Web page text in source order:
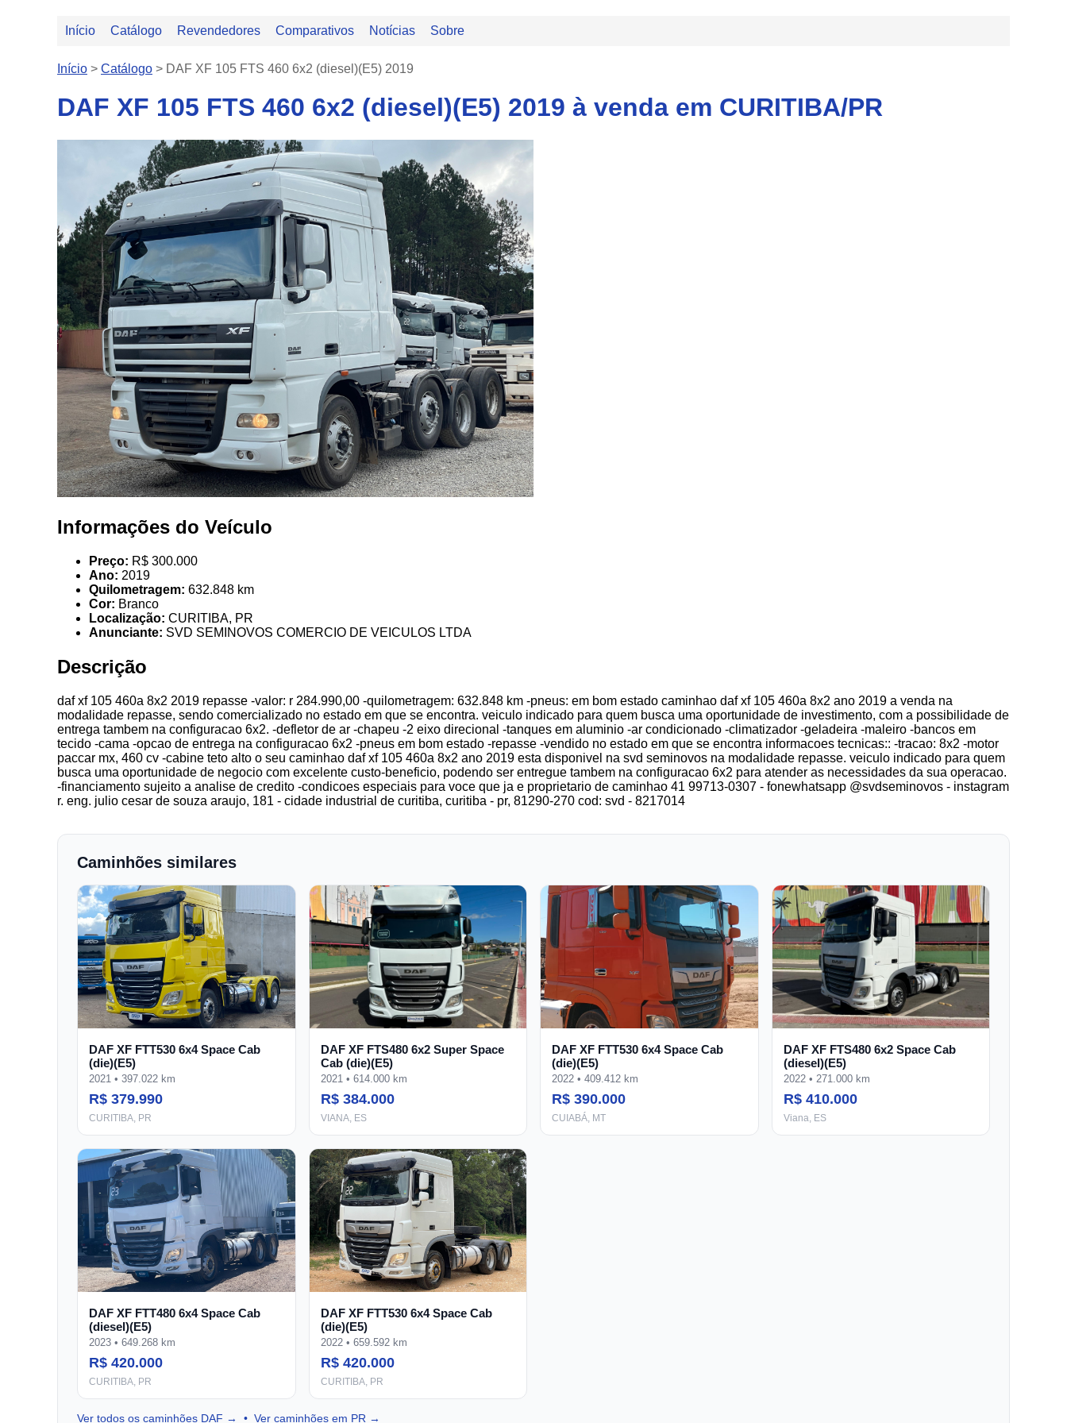
Início Catálogo Revendedores Comparativos Notícias Sobre
Início > Catálogo > DAF XF 105 FTS 460 6x2 (diesel)(E5) 2019
DAF XF 105 FTS 460 6x2 (diesel)(E5) 2019 à venda em CURITIBA/PR
Informações do Veículo
Preço: R$ 300.000
Ano: 2019
Quilometragem: 632.848 km
Cor: Branco
Localização: CURITIBA, PR
Anunciante: SVD SEMINOVOS COMERCIO DE VEICULOS LTDA
Descrição
daf xf 105 460a 8x2 2019 repasse -valor: r 284.990,00 -quilometragem: 632.848 km -pneus: em bom estado caminhao daf xf 105 460a 8x2 ano 2019 a venda na
modalidade repasse, sendo comercializado no estado em que se encontra. veiculo indicado para quem busca uma oportunidade de investimento, com a possibilidade de
entrega tambem na configuracao 6x2. -defletor de ar -chapeu -2 eixo direcional -tanques em aluminio -ar condicionado -climatizador -geladeira -maleiro -bancos em
tecido -cama -opcao de entrega na configuracao 6x2 -pneus em bom estado -repasse -vendido no estado em que se encontra informacoes tecnicas:: -tracao: 8x2 -motor
paccar mx, 460 cv -cabine teto alto o seu caminhao daf xf 105 460a 8x2 ano 2019 esta disponivel na svd seminovos na modalidade repasse. veiculo indicado para quem
busca uma oportunidade de negocio com excelente custo-beneficio, podendo ser entregue tambem na configuracao 6x2 para atender as necessidades da sua operacao.
-financiamento sujeito a analise de credito -condicoes especiais para voce que ja e proprietario de caminhao 41 99713-0307 - fonewhatsapp @svdseminovos - instagram
r. eng. julio cesar de souza araujo, 181 - cidade industrial de curitiba, curitiba - pr, 81290-270 cod: svd - 8217014
Caminhões similares
DAF XF FTT530 6x4 Space Cab
(die)(E5)
2021 • 397.022 km
R$ 379.990
CURITIBA, PR
DAF XF FTS480 6x2 Super Space
Cab (die)(E5)
2021 • 614.000 km
R$ 384.000
VIANA, ES
DAF XF FTT530 6x4 Space Cab
(die)(E5)
2022 • 409.412 km
R$ 390.000
CUIABÁ, MT
DAF XF FTS480 6x2 Space Cab
(diesel)(E5)
2022 • 271.000 km
R$ 410.000
Viana, ES
DAF XF FTT480 6x4 Space Cab
(diesel)(E5)
2023 • 649.268 km
R$ 420.000
CURITIBA, PR
DAF XF FTT530 6x4 Space Cab
(die)(E5)
2022 • 659.592 km
R$ 420.000
CURITIBA, PR
Ver todos os caminhões DAF → • Ver caminhões em PR →